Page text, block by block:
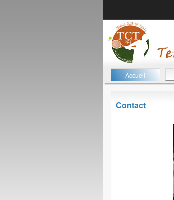
Accueil
Contact